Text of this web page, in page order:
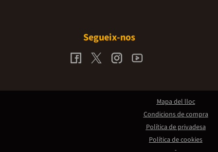
Segueix-nos
Mapa del lloc
Condicions de compra
Política de privadesa
Política de cookies